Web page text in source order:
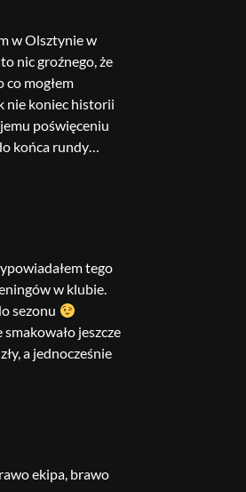
w Olsztynie w
nic groźnego, że
co mogłem
nie koniec historii
poświęceniu
końca rundy…
tego
w klubie.
sezonu
jeszcze
a jednocześnie
ekipa, brawo